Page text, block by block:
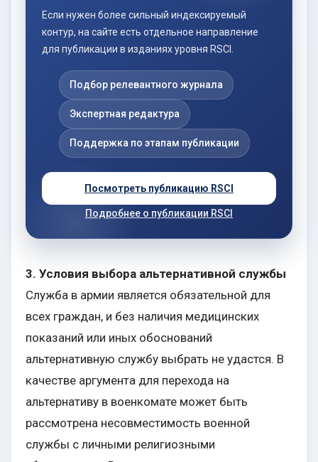
Если нужен более сильный индексируемый
контур, на сайте есть отдельное направление
для публикации в изданиях уровня RSCI.
Подбор релевантного журнала
Экспертная редактура
Поддержка по этапам публикации
Посмотреть публикацию RSCI
Подробнее о публикации RSCI
3. Условия выбора альтернативной службы
Служба в армии является обязательной для
всех граждан, и без наличия медицинских
показаний или иных обоснований
альтернативную службу выбрать не удастся. В
качестве аргумента для перехода на
альтернативу в военкомате может быть
рассмотрена несовместимость военной
службы с личными религиозными